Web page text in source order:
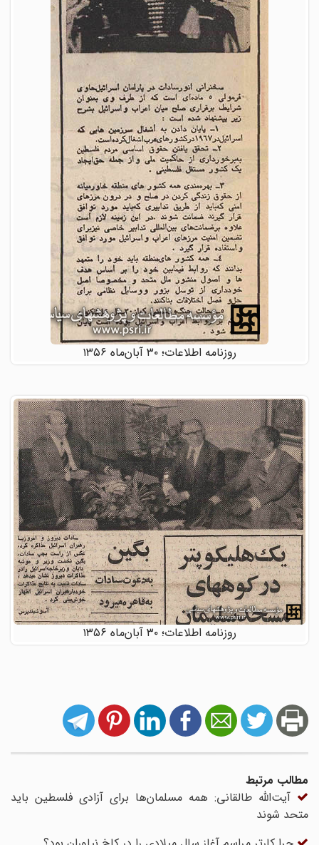
روزنامه اطلاعات؛ ۳۰ آبان‌ماه ۱۳۵۶
روزنامه اطلاعات؛ ۳۰ آبان‌ماه ۱۳۵۶
مطالب مرتبط
آیت‌الله طالقانی: همه مسلمان‌ها برای آزادی فلسطین باید
متحد شوند